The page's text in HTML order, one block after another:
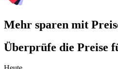
Mehr sparen mit
Überprüfe die Preise